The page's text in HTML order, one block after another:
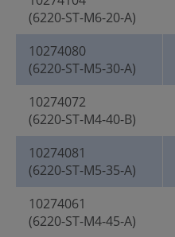
(6220-ST-M6-20-A)
10274080
(6220-ST-M5-30-A)
10274072
(6220-ST-M4-40-B)
10274081
(6220-ST-M5-35-A)
10274061
(6220-ST-M4-45-A)